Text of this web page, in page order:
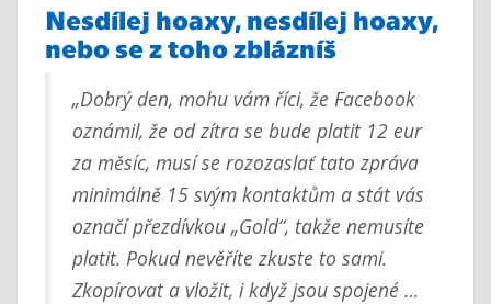
Nesdílej hoaxy, nesdílej hoaxy,
nebo se z toho zblázníš
„Dobrý den, mohu vám říci, že Facebook
oznámil, že od zítra se bude platit 12 eur
za měsíc, musí se rozozaslať tato zpráva
minimálně 15 svým kontaktům a stát vás
označí přezdívkou „Gold“, takže nemusíte
platit. Pokud nevěříte zkuste to sami.
Zkopírovat a vložit, i když jsou spojené …